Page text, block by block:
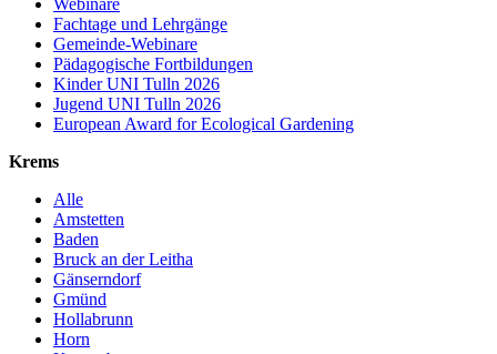
Fachtage und Lehrgänge
Gemeinde-Webinare
Pädagogische Fortbildungen
Kinder UNI Tulln 2026
Jugend UNI Tulln 2026
European Award for Ecological Gardening
Krems
Alle
Amstetten
Baden
Bruck an der Leitha
Gänserndorf
Gmünd
Hollabrunn
Horn